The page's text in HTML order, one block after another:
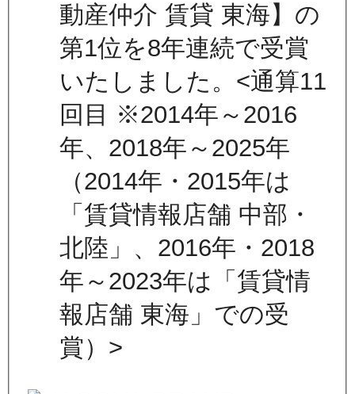
動産仲介 賃貸 東海】の
第1位を8年連続で受賞
いたしました。<通算11
回目 ※2014年～2016
年、2018年～2025年
（2014年・2015年は
「賃貸情報店舗 中部・
北陸」、2016年・2018
年～2023年は「賃貸情
報店舗 東海」での受
賞）>